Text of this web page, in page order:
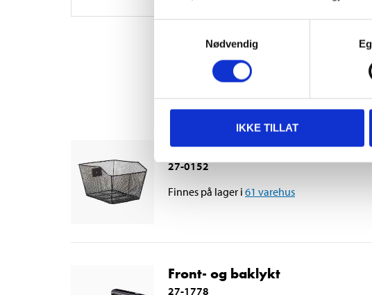
Nødvendig
IKKE TILLAT
Øvrig
Sykkelkurv for bagasjebærer
27-0152
Finnes på lager i 61 varehus
Front- og baklykt
27-1778